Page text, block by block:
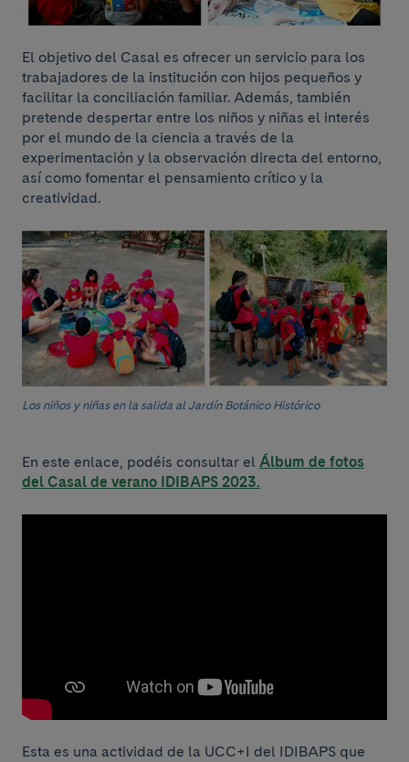
El objetivo del Casal es ofrecer un servicio para los
trabajadores de la institución con hijos pequeños y
facilitar la conciliación familiar. Además, también
pretende despertar entre los niños y niñas el interés
por el mundo de la ciencia a través de la
experimentación y la observación directa del entorno,
así como fomentar el pensamiento crítico y la
creatividad.
Los niños y niñas en la salida al Jardín Botánico Histórico
En este enlace, podéis consultar el Álbum de fotos
del Casal de verano IDIBAPS 2023.
Esta es una actividad de la UCC+I del IDIBAPS que